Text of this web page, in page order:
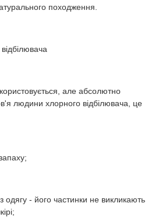
походження.
але абсолютно
людини хлорного відбілювача, це
з одягу - його частинки не викликають